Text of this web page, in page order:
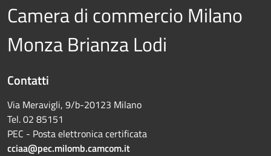
Camera di commercio Milano
Monza Brianza Lodi
Contatti
Via Meravigli, 9/b-20123 Milano
Tel. 02 85151
PEC - Posta elettronica certificata
cciaa@pec.milomb.camcom.it